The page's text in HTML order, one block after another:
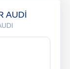
AUDİ